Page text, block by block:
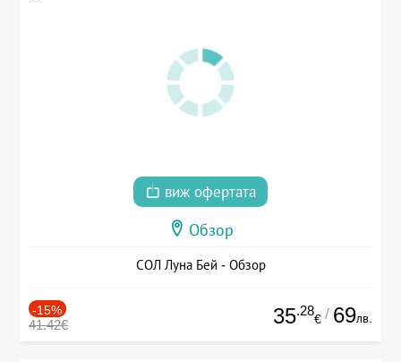
виж офертата
Обзор
СОЛ Луна Бей - Обзор
-15%
41.42€ 35.28
€ / 69лв.